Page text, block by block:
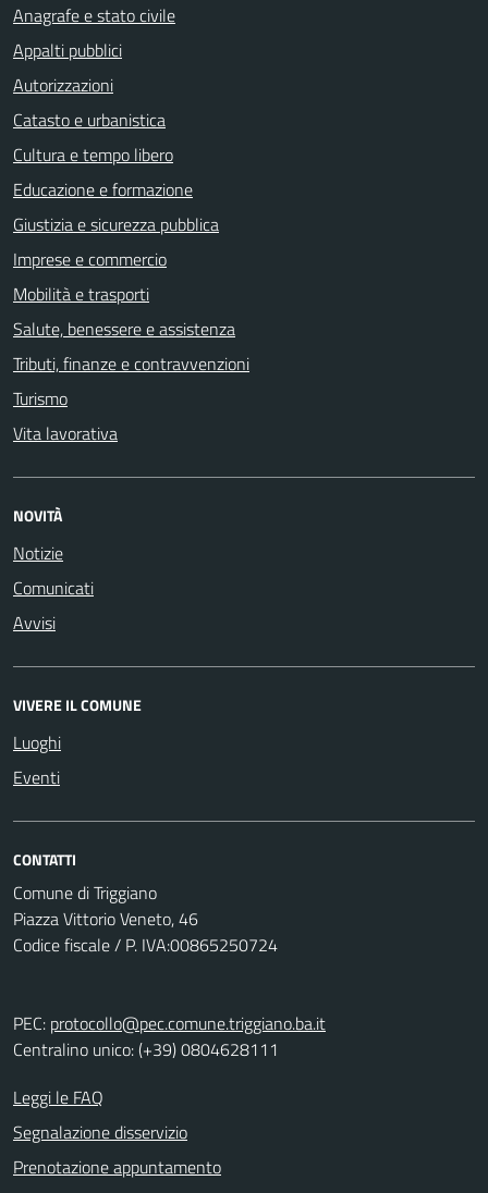
Anagrafe e stato civile
Appalti pubblici
Autorizzazioni
Catasto e urbanistica
Cultura e tempo libero
Educazione e formazione
Giustizia e sicurezza pubblica
Imprese e commercio
Mobilità e trasporti
Salute, benessere e assistenza
Tributi, finanze e contravvenzioni
Turismo
Vita lavorativa
NOVITÀ
Notizie
Comunicati
Avvisi
VIVERE IL COMUNE
Luoghi
Eventi
CONTATTI
Comune di Triggiano
Piazza Vittorio Veneto, 46
Codice fiscale / P. IVA:00865250724
PEC: protocollo@pec.comune.triggiano.ba.it
Centralino unico: (+39) 0804628111
Leggi le FAQ
Segnalazione disservizio
Prenotazione appuntamento